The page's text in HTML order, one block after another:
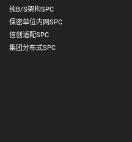
纯B/S架构SPC
保密单位内网SPC
信创适配SPC
集团分布式SPC